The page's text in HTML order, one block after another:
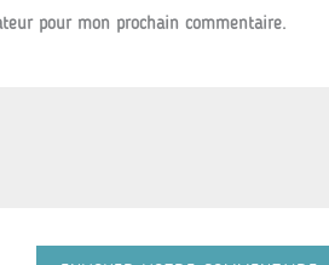
pour mon prochain commentaire.